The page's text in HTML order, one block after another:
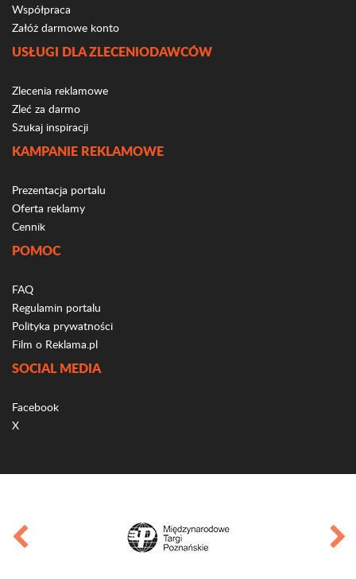
Współpraca
Załóż darmowe konto
USŁUGI DLA ZLECENIODAWCÓW
Zlecenia reklamowe
Zleć za darmo
Szukaj inspiracji
KAMPANIE REKLAMOWE
Prezentacja portalu
Oferta reklamy
Cennik
POMOC
FAQ
Regulamin portalu
Polityka prywatności
Film o Reklama.pl
SOCIAL MEDIA
Facebook
X